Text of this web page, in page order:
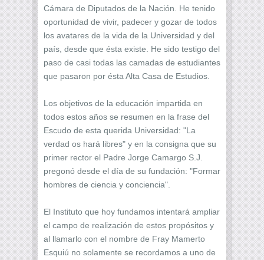
Cámara de Diputados de la Nación. He tenido
oportunidad de vivir, padecer y gozar de todos
los avatares de la vida de la Universidad y del
país, desde que ésta existe. He sido testigo del
paso de casi todas las camadas de estudiantes
que pasaron por ésta Alta Casa de Estudios.
Los objetivos de la educación impartida en
todos estos años se resumen en la frase del
Escudo de esta querida Universidad: "La
verdad os hará libres" y en la consigna que su
primer rector el Padre Jorge Camargo S.J.
pregonó desde el día de su fundación: "Formar
hombres de ciencia y conciencia".
El Instituto que hoy fundamos intentará ampliar
el campo de realización de estos propósitos y
al llamarlo con el nombre de Fray Mamerto
Esquiú no solamente se recordamos a uno de